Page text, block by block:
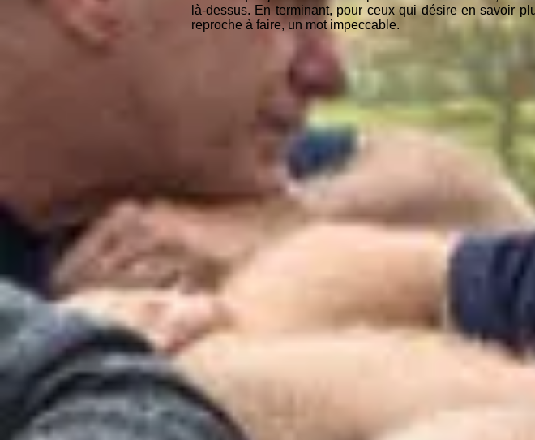
là-dessus. En terminant, pour ceux qui désire en savoir
reproche à faire, un mot impeccable.